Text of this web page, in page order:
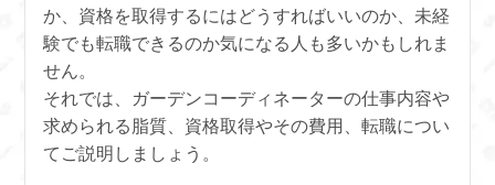
か、資格を取得するにはどうすればいいのか、未経
験でも転職できるのか気になる人も多いかもしれま
せん。
それでは、ガーデンコーディネーターの仕事内容や
求められる脂質、資格取得やその費用、転職につい
てご説明しましょう。